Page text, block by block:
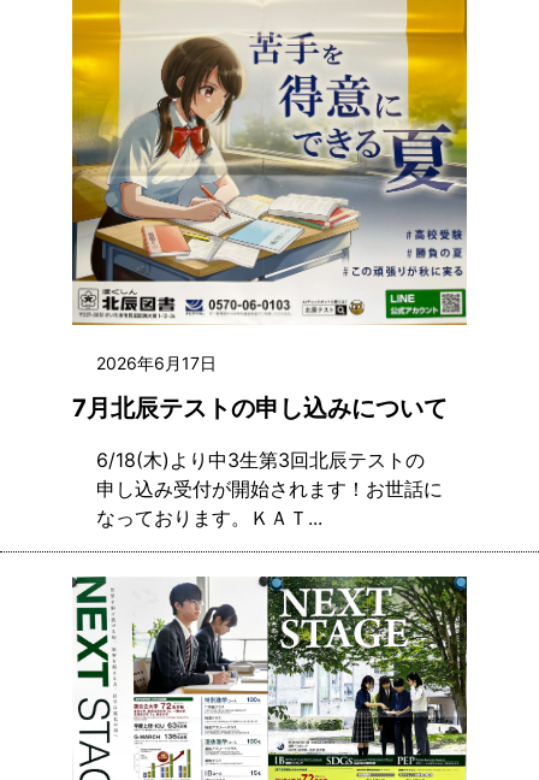
2026年6月17日
7月北辰テストの申し込みについて
6/18(木)より中3生第3回北辰テストの
申し込み受付が開始されます！お世話に
なっております。ＫＡＴ...